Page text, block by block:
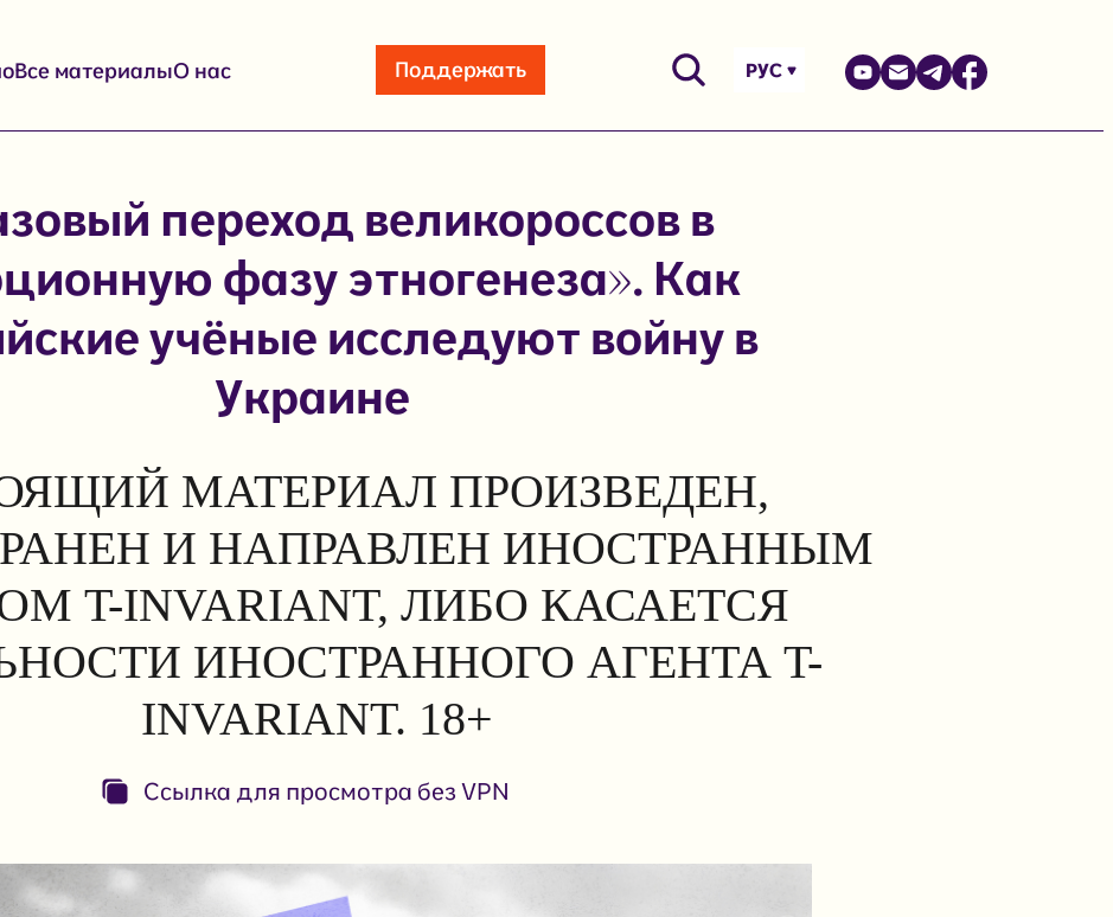
Все материалыО нас Поддержать РУС
переход великороссов в
фазу этногенеза». Как
учёные исследуют войну в
Украине
МАТЕРИАЛ ПРОИЗВЕДЕН,
И НАПРАВЛЕН ИНОСТРАННЫМ
T-INVARIANT, ЛИБО КАСАЕТСЯ
ИНОСТРАННОГО АГЕНТА T-
INVARIANT. 18+
Ссылка для просмотра без VPN